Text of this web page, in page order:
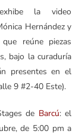
la video
Hernández y
reúne piezas
bajo la curaduría
presentes en el
9 #2-40 Este).
de Barcú: el
de 5:00 pm a